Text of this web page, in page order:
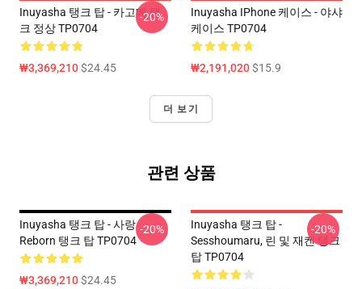
Inuyasha 탱크 탑 - 카고메 탱
크 정상 TP0704
₩3,369,210$24.45
-20%
Inuyasha IPhone 케이스 - 야샤
케이스 TP0704
₩2,191,020$15.9
더 보기
관련 상품
Inuyasha 탱크 탑 - 사랑
Reborn 탱크 탑 TP0704
₩3,369,210$24.45
-20%
Inuyasha 탱크 탑 -
Sesshoumaru, 린 및 재켄 탱크
탑 TP0704
-20%